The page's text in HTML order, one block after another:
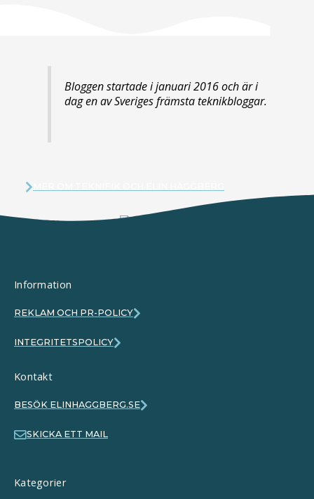
Bloggen startade i januari 2016 och är i
dag en av Sveriges främsta teknikbloggar.
Information
REKLAM OCH PR-POLICY
INTEGRITETSPOLICY
Kontakt
BESÖK ELINHAGGBERG.SE
SKICKA ETT MAIL
Kategorier